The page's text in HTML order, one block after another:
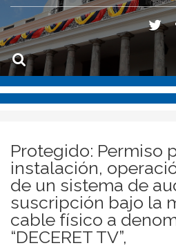
Protegido: Permiso
instalación,
de un sistema de
suscripción bajo la
cable físico a
“DECERET TV”,